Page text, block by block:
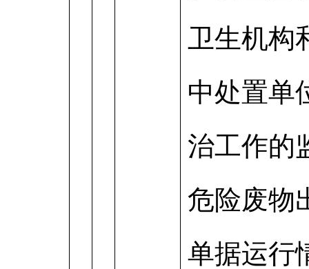
卫生机构
中处置单
治工作的
危险废物
单据运行